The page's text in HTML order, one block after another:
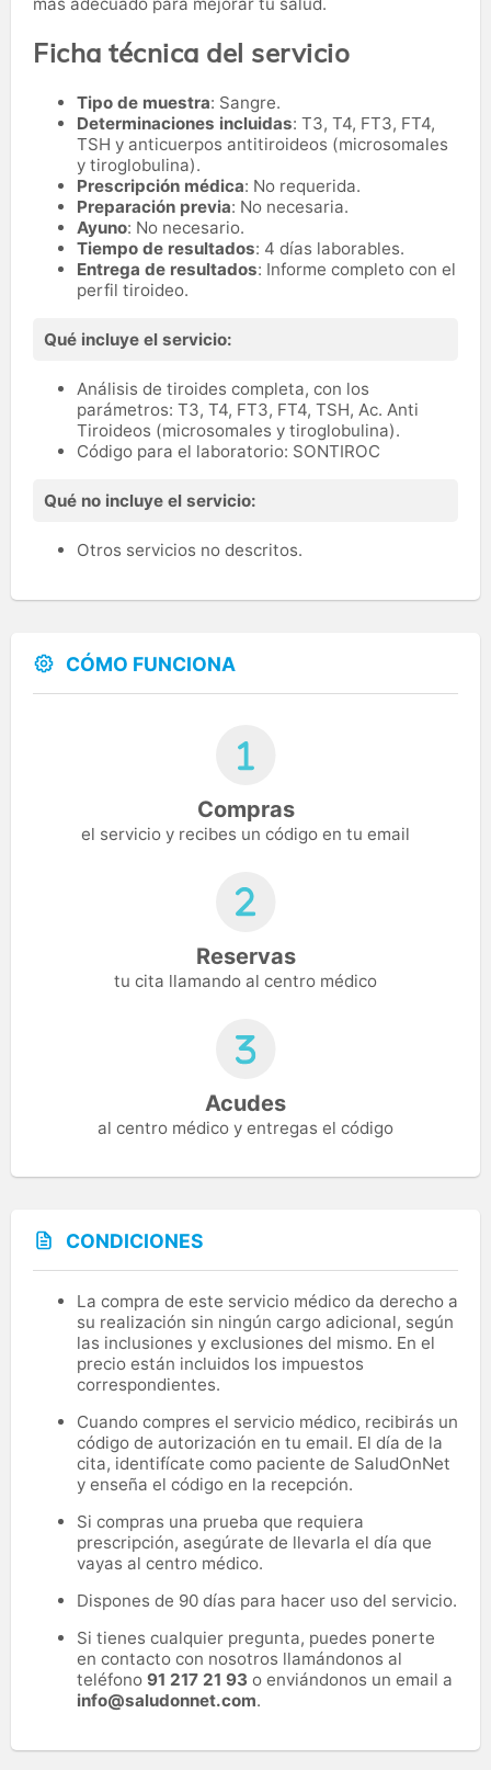
Ficha técnica del servicio
Tipo de muestra: Sangre.
Determinaciones incluidas: T3, T4, FT3, FT4,
TSH y anticuerpos antitiroideos (microsomales
y tiroglobulina).
Prescripción médica: No requerida.
Preparación previa: No necesaria.
Ayuno: No necesario.
Tiempo de resultados: 4 días laborables.
Entrega de resultados: Informe completo con el
perfil tiroideo.
Qué incluye el servicio:
Análisis de tiroides completa, con los
parámetros: T3, T4, FT3, FT4, TSH, Ac. Anti
Tiroideos (microsomales y tiroglobulina).
Código para el laboratorio: SONTIROC
Qué no incluye el servicio:
Otros servicios no descritos.
CÓMO FUNCIONA
Compras
el servicio y recibes un código en tu email
Reservas
tu cita llamando al centro médico
Acudes
al centro médico y entregas el código
CONDICIONES
La compra de este servicio médico da derecho a
su realización sin ningún cargo adicional, según
las inclusiones y exclusiones del mismo. En el
precio están incluidos los impuestos
correspondientes.
Cuando compres el servicio médico, recibirás un
código de autorización en tu email. El día de la
cita, identifícate como paciente de SaludOnNet
y enseña el código en la recepción.
Si compras una prueba que requiera
prescripción, asegúrate de llevarla el día que
vayas al centro médico.
Dispones de 90 días para hacer uso del servicio.
Si tienes cualquier pregunta, puedes ponerte
en contacto con nosotros llamándonos al
teléfono 91 217 21 93 o enviándonos un email a
info@saludonnet.com.